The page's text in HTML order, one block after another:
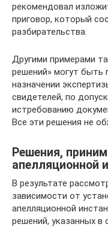
рекомендовал
приговор, который
разбирательства.
Другими примерами
решений» могут быть
назначении
свидетелей, по
истребованию
Все эти решения не
Решения,
апелляционной
В результате
зависимости от
апелляционной
решений, указанных